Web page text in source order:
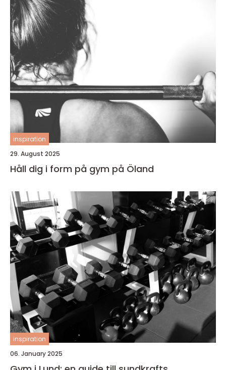
inspiration
29. August 2025
Håll dig i form på gym på Öland
inspiration
06. January 2025